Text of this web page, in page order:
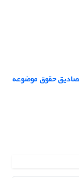
حقوق موضوعه